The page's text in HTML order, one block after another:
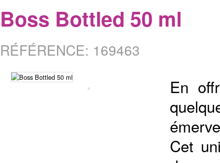
Boss Bottled 50 ml
RÉFÉRENCE: 169463
En
Cet